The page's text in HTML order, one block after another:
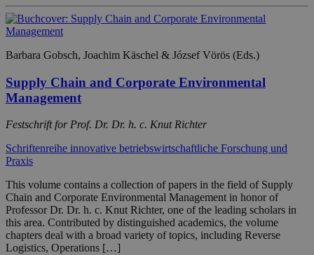
Barbara Gobsch, Joachim Käschel & József Vörös (Eds.)
Supply Chain and Corporate Environmental
Management
Festschrift for Prof. Dr. Dr. h. c. Knut Richter
Schriftenreihe innovative betriebswirtschaftliche Forschung und
Praxis
This volume contains a collection of papers in the field of Supply
Chain and Corporate Environmental Management in honor of
Professor Dr. Dr. h. c. Knut Richter, one of the leading scholars in
this area. Contributed by distinguished academics, the volume
chapters deal with a broad variety of topics, including Reverse
Logistics, Operations […]